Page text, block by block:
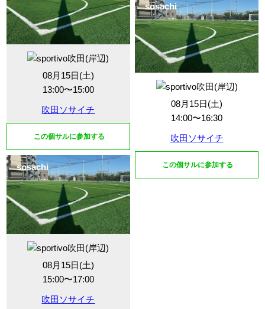
08月15日(土)
13:00〜15:00
吹田ソサイチ
この個サルに参加する
08月15日(土)
14:00〜16:30
吹田ソサイチ
sosachi
この個サルに参加する
08月15日(土)
15:00〜17:00
吹田ソサイチ
sosachi